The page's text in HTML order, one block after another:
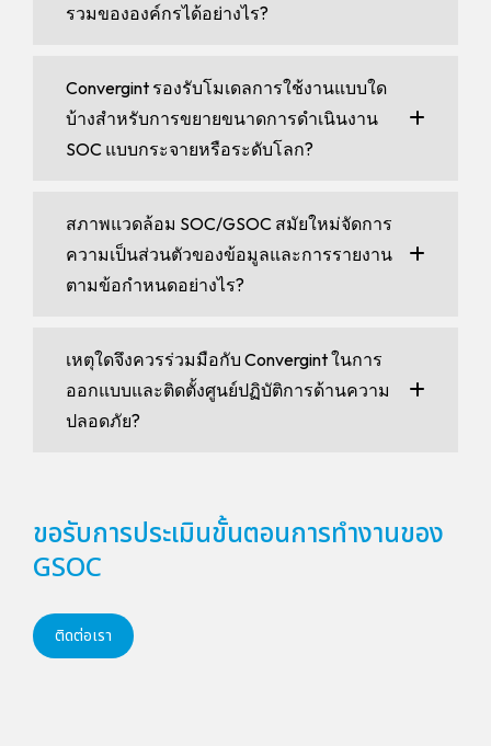
รวมขององค์กรได้อย่างไร?
Convergint รองรับโมเดลการใช้งานแบบใด
บ้างสำหรับการขยายขนาดการดำเนินงาน
SOC แบบกระจายหรือระดับโลก?
สภาพแวดล้อม SOC/GSOC สมัยใหม่จัดการ
ความเป็นส่วนตัวของข้อมูลและการรายงาน
ตามข้อกำหนดอย่างไร?
เหตุใดจึงควรร่วมมือกับ Convergint ในการ
ออกแบบและติดตั้งศูนย์ปฏิบัติการด้านความ
ปลอดภัย?
ขอรับการประเมินขั้นตอนการทำงานของ
GSOC
ติดต่อเรา